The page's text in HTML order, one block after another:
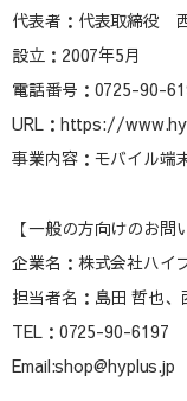
代表者：代表取締役
設立：2007年5月
電話番号：0725-90-
URL：https://
事業内容：モバイル端
【一般の方向けのお問
企業名：株式会社ハイ
担当者名：島田 哲也
TEL：0725-90-6197
Email:shop@hyplus.jp